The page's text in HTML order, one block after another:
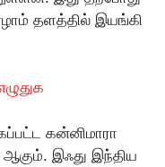
தளத்தில் இயங்கி
கன்னிமாரா
இஃது இந்திய